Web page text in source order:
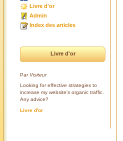
Livre d'or
Admin
Index des articles
Livre d'or
Par Visiteur
Looking for effective strategies to
increase my website's organic traffic.
Any advice?
Livre d'or